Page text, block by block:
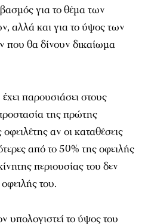
για το θέμα των
αλλά και για το ύψος των
που θα δίνουν δικαίωμα
παρουσιάσει στους
της πρώτης
αν οι καταθέσεις
από το 50% της οφειλής
περιουσίας του δεν
του.
υπολογιστεί το ύψος του